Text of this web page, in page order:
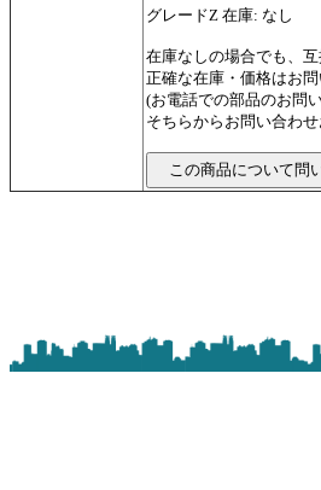
グレードZ 在庫: なし
在庫なしの場合でも、
正確な在庫・価格はお問
(お電話での部品のお問
そちらからお問い合わ